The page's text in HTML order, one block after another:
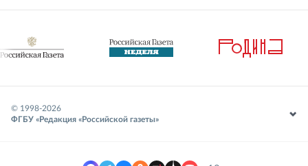
© 1998-2026
ФГБУ «Редакция «Российской газеты»